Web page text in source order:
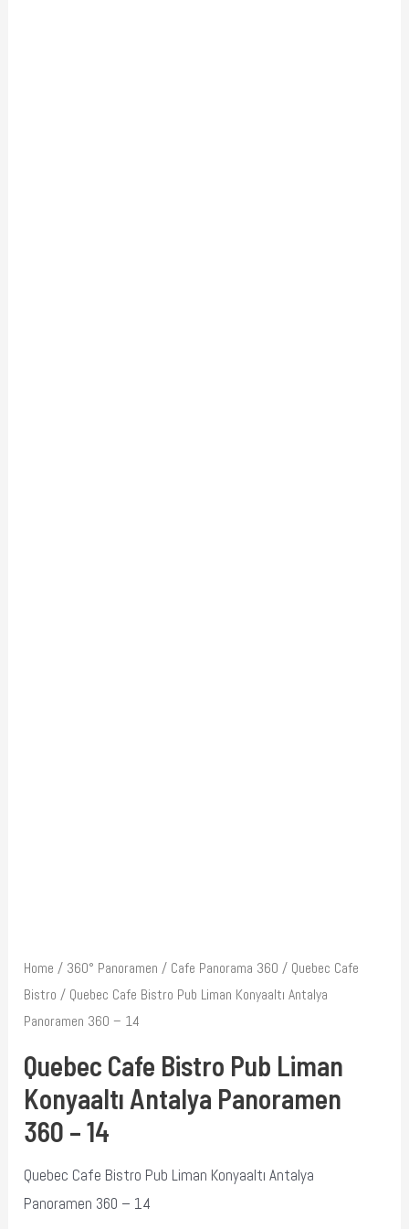
Home / 360° Panoramen / Cafe Panorama 360 / Quebec Cafe
Bistro / Quebec Cafe Bistro Pub Liman Konyaaltı Antalya
Panoramen 360 – 14
Quebec Cafe Bistro Pub Liman
Konyaaltı Antalya Panoramen
360 – 14
Quebec Cafe Bistro Pub Liman Konyaaltı Antalya
Panoramen 360 – 14